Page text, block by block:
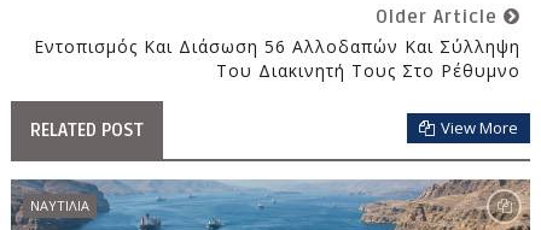
Older Article
Εντοπισμός Και Διάσωση 56 Αλλοδαπών Και Σύλληψη
Του Διακινητή Τους Στο Ρέθυμνο
RELATED POST View More
ΝΑΥΤΙΛΙΑ